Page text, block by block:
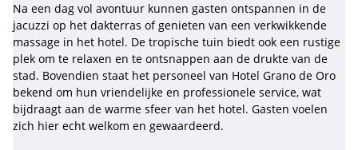
Na een dag vol avontuur kunnen gasten ontspannen in de
jacuzzi op het dakterras of genieten van een verkwikkende
massage in het hotel. De tropische tuin biedt ook een rustige
plek om te relaxen en te ontsnappen aan de drukte van de
stad. Bovendien staat het personeel van Hotel Grano de Oro
bekend om hun vriendelijke en professionele service, wat
bijdraagt aan de warme sfeer van het hotel. Gasten voelen
zich hier echt welkom en gewaardeerd.